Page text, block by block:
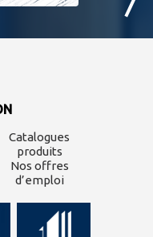
Catalogues
produits
Nos offres
d’emploi